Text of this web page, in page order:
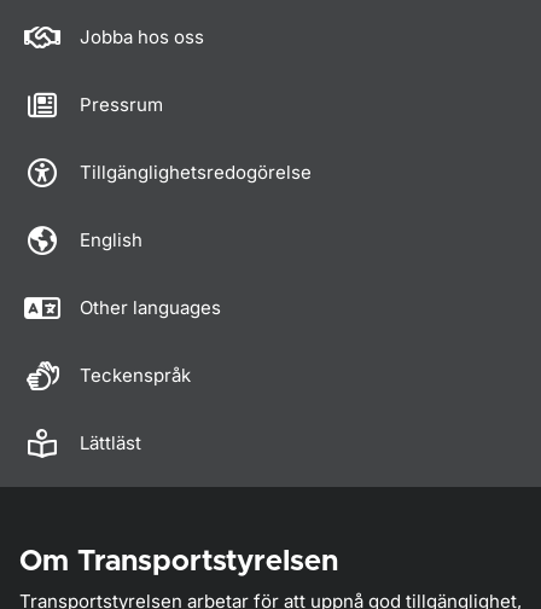
Jobba hos oss
Pressrum
Tillgänglighetsredogörelse
English
Other languages
Teckenspråk
Lättläst
Om Transportstyrelsen
Transportstyrelsen arbetar för att uppnå god tillgänglighet,